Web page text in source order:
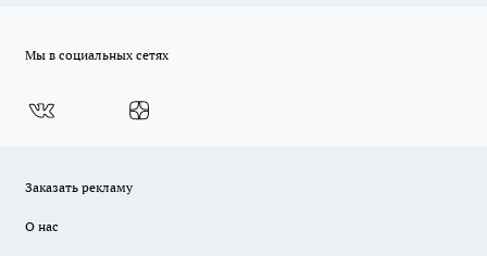
Мы в социальных сетях
Заказать рекламу
О нас